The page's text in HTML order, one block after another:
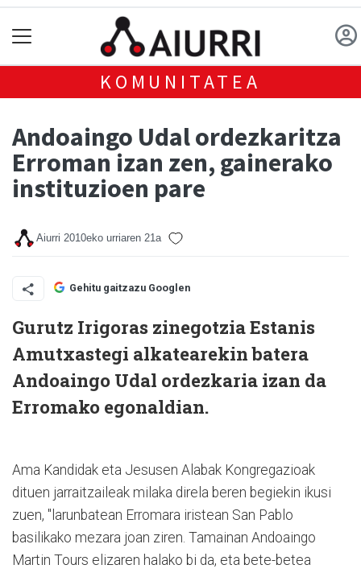
KOMUNITATEA
Andoaingo Udal ordezkaritza
Erroman izan zen, gainerako
instituzioen pare
Aiurri 2010eko urriaren 21a
Gehitu gaitzazu Googlen
Gurutz Irigoras zinegotzia Estanis
Amutxastegi alkatearekin batera
Andoaingo Udal ordezkaria izan da
Erromako egonaldian.
Ama Kandidak eta Jesusen Alabak Kongregazioak
dituen jarraitzaileak milaka direla beren begiekin ikusi
zuen, "larunbatean Erromara iristean San Pablo
basilikako mezara joan ziren. Tamainan Andoaingo
Martin Tours elizaren halako bi da, eta bete-betea